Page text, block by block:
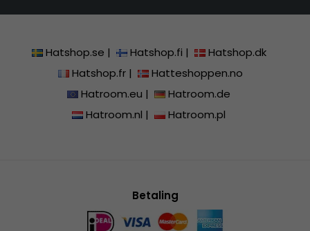
Hatshop.se | Hatshop.fi |
Hatshop.dk
Hatshop.fr|
Hatteshoppen.no
Hatroom.eu |
Hatroom.de
Hatroom.nl | Hatroom.pl
Betaling